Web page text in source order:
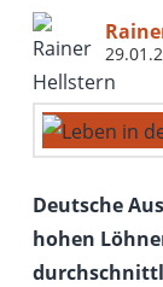
Deutsche
hohen